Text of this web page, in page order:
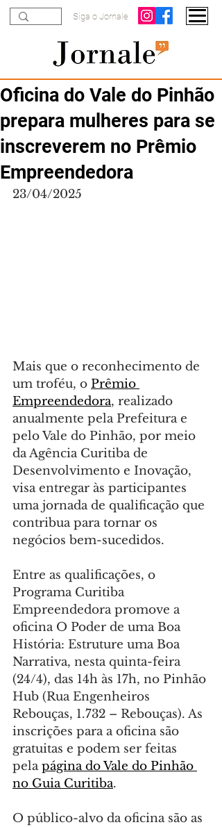
Siga o Jornale
Oficina do Vale do Pinhão
prepara mulheres para se
inscreverem no Prêmio
Empreendedora
23/04/2025
Mais que o reconhecimento de
um troféu, o Prêmio
Empreendedora, realizado
anualmente pela Prefeitura e
pelo Vale do Pinhão, por meio
da Agência Curitiba de
Desenvolvimento e Inovação,
visa entregar às participantes
uma jornada de qualificação que
contribua para tornar os
negócios bem-sucedidos.
Entre as qualificações, o
Programa Curitiba
Empreendedora promove a
oficina O Poder de uma Boa
História: Estruture uma Boa
Narrativa, nesta quinta-feira
(24/4), das 14h às 17h, no Pinhão
Hub (Rua Engenheiros
Rebouças, 1.732 – Rebouças). As
inscrições para a oficina são
gratuitas e podem ser feitas
pela página do Vale do Pinhão
no Guia Curitiba.
O público-alvo da oficina são as